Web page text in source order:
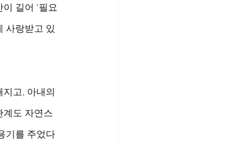
길어 ‘필요
사랑받고 있
고, 아내의
계도 자연스
기를 주었다